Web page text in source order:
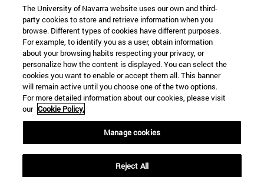
The University of Navarra website uses our own and third-
party cookies to store and retrieve information when you
browse. Different types of cookies have different purposes.
For example, to identify you as a user, obtain information
about your browsing habits respecting your privacy, or
personalize how the content is displayed. You can select the
cookies you want to enable or accept them all. This banner
will remain active until you choose one of the two options.
For more detailed information about our cookies, please visit
our Cookie Policy.
Manage cookies
Reject All